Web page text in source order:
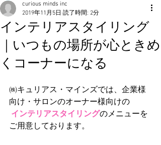
インテリアスタイリング
｜いつもの場所が心ときめ
くコーナーになる
curious minds inc
2019年11月5日 読了時間: 2分
㈱キュリアス・マインズでは、企業様
向け・サロンのオーナー様向けの
インテリアスタイリングのメニューを
ご用意しております。